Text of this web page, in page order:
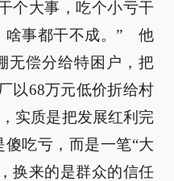
个大事，吃个小亏干
啥事都干不成。” 他
无偿分给特困户，把
以68万元低价折给村
实质是把发展红利完
吃亏，而是一笔“大
换来的是群众的信任